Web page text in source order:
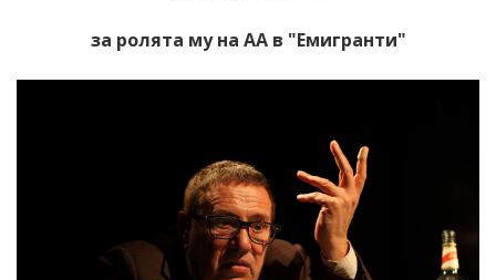
за ролята му на АА в "Емигранти"